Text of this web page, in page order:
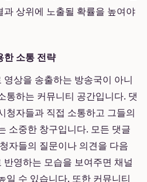
상위에 노출될 확률을 높여야
한 소통 전략
상을 송출하는 방송국이 아니
통하는 커뮤니티 공간입니다. 댓
청자들과 직접 소통하고 그들의
소중한 창구입니다. 모든 댓글
자들의 질문이나 의견을 다음
영하는 모습을 보여주면 채널
일 수 있습니다. 또한 커뮤니티